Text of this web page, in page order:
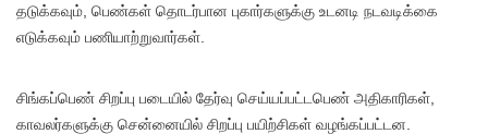
தடுக்கவும், பெண்கள் தொடர்பான புகார்களுக்கு உடனடி நடவடிக்கை
எடுக்கவும் பணியாற்றுவார்கள்.
சிங்கப்பெண் சிறப்பு படையில் தேர்வு செய்யப்பட்டபெண் அதிகாரிகள்,
காவலர்களுக்கு சென்னையில் சிறப்பு பயிற்சிகள் வழங்கப்பட்டன.